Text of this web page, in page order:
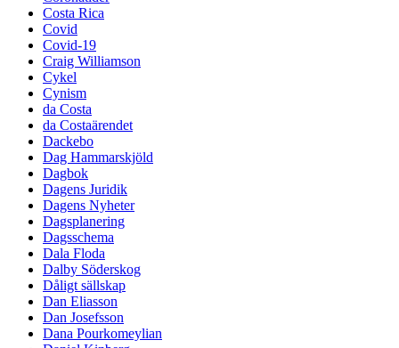
Costa Rica
Covid
Covid-19
Craig Williamson
Cykel
Cynism
da Costa
da Costaärendet
Dackebo
Dag Hammarskjöld
Dagbok
Dagens Juridik
Dagens Nyheter
Dagsplanering
Dagsschema
Dala Floda
Dalby Söderskog
Dåligt sällskap
Dan Eliasson
Dan Josefsson
Dana Pourkomeylian